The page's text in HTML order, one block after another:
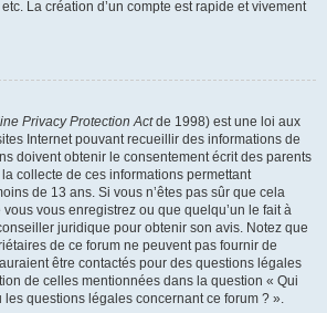
La création d’un compte est rapide et vivement
Privacy Protection Actde 1998) est une loi aux
Internet pouvant recueillir des informations de
doivent obtenir le consentement écrit des parents
collecte de ces informations permettant
de 13 ans. Si vous n’êtes pas sûr que cela
vous enregistrez ou que quelqu’un le fait à
juridique pour obtenir son avis. Notez que
de ce forum ne peuvent pas fournir de
être contactés pour des questions légales
de celles mentionnées dans la question « Qui
questions légales concernant ce forum ? ».